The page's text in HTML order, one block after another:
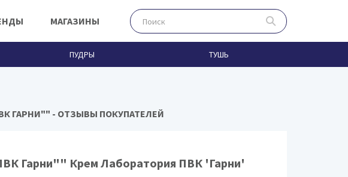
МАГАЗИНЫ
ПУДРЫ ТУШЬ
ГАРНИ"" - ОТЗЫВЫ ПОКУПАТЕЛЕЙ
Гарни"" Крем Лаборатория ПВК 'Гарни'